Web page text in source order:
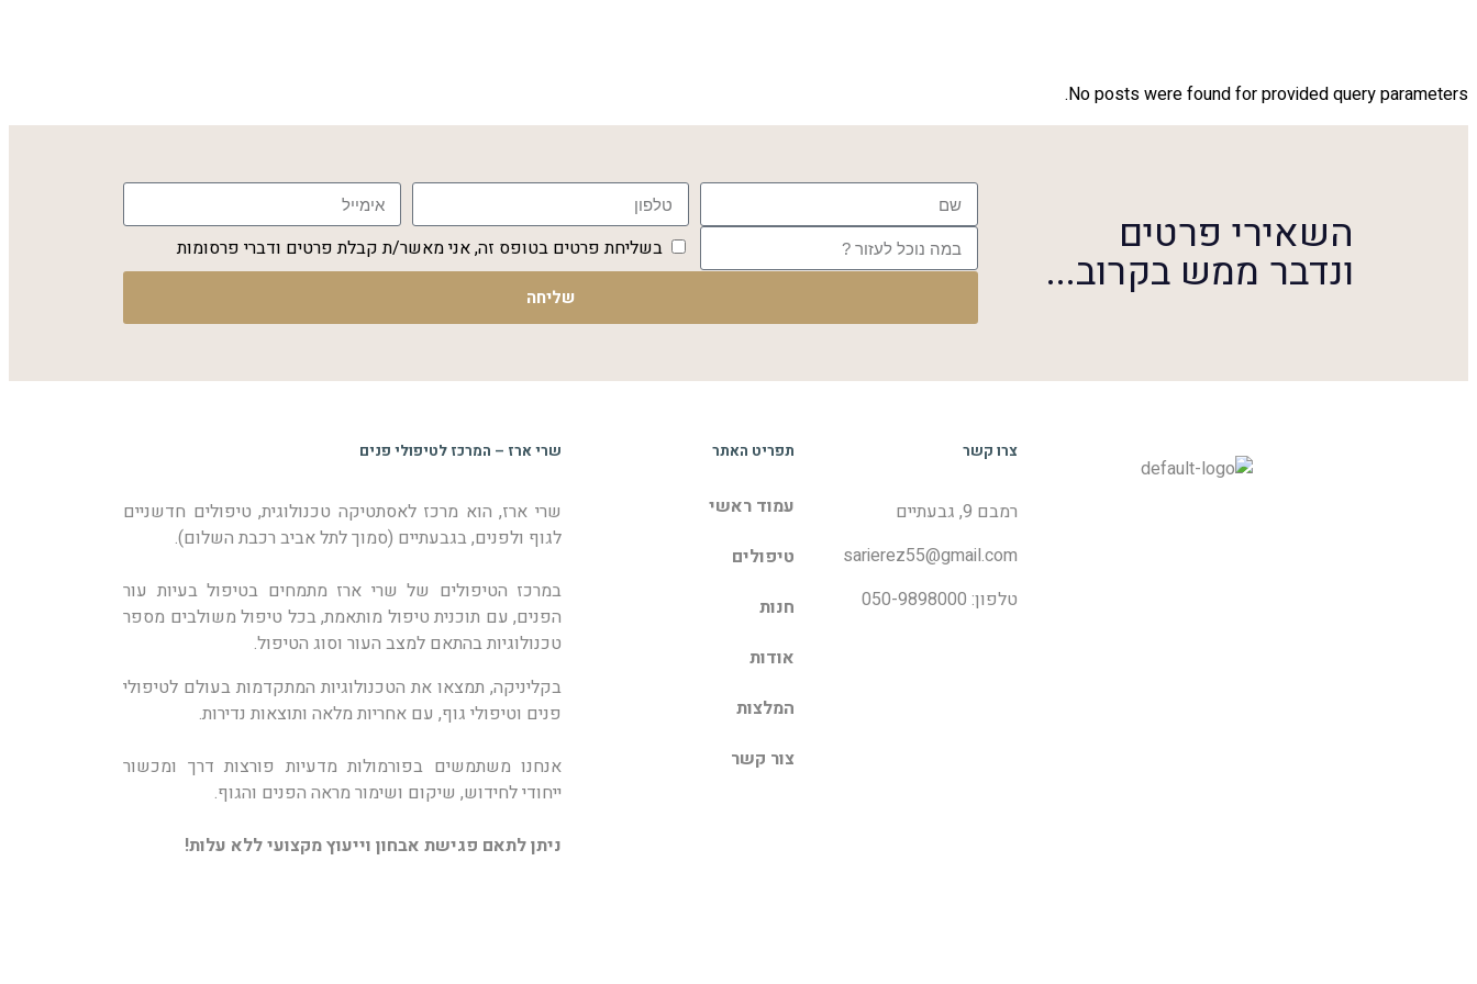
No posts were found for provided query parameters.
השאירי פרטים
ונדבר ממש בקרוב... בשליחת פרטים בטופס זה, אני מאשר/ת קבלת פרטים ודברי פרסומות
שליחה
צרו קשר
רמבם 9, גבעתיים
sarierez55@gmail.com
טלפון: 050-9898000
תפריט האתר
עמוד ראשי
טיפולים
חנות
אודות
המלצות
צור קשר
שרי ארז – המרכז לטיפולי פנים
שרי ארז, הוא מרכז לאסתטיקה טכנולוגית, טיפולים חדשניים
לגוף ולפנים, בגבעתיים (סמוך לתל אביב רכבת השלום).
במרכז הטיפולים של שרי ארז מתמחים בטיפול בעיות עור
הפנים, עם תוכנית טיפול מותאמת, בכל טיפול משולבים מספר
טכנולוגיות בהתאם למצב העור וסוג הטיפול.
בקליניקה, תמצאו את הטכנולוגיות המתקדמות בעולם לטיפולי
פנים וטיפולי גוף, עם אחריות מלאה ותוצאות נדירות.
אנחנו משתמשים בפורמולות מדעיות פורצות דרך ומכשור
ייחודי לחידוש, שיקום ושימור מראה הפנים והגוף.
ניתן לתאם פגישת אבחון וייעוץ מקצועי ללא עלות!